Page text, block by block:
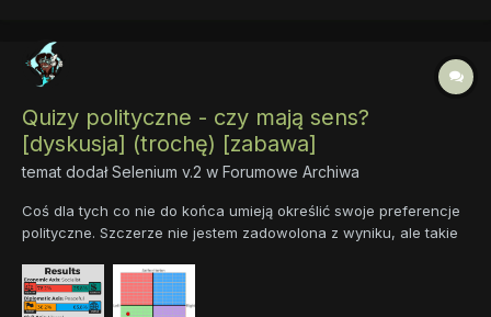
Quizy polityczne - czy mają sens?
[dyskusja] (trochę) [zabawa]
temat dodałSelenium v.2 w Forumowe Archiwa
Coś dla tych co nie do końca umieją określić swoje preferencje
polityczne. Szczerze nie jestem zadowolona z wyniku, ale takie
zdaniem jest to ciekawa zabawa, i mam nadzieję, że wy też to
tak potratujecie. Proszę bez nieirocznego obrażania się...